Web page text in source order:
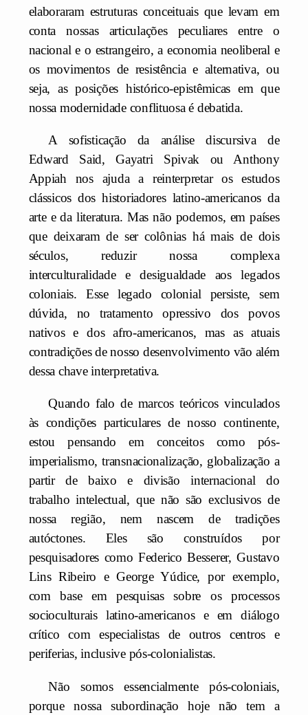
elaboraram estruturas conceituais que levam em
conta nossas articulações peculiares entre o
nacional e o estrangeiro, a economia neoliberal e
os movimentos de resistência e alternativa, ou
seja, as posições histórico-epistêmicas em que
nossa modernidade conflituosa é debatida.
A sofisticação da análise discursiva de
Edward Said, Gayatri Spivak ou Anthony
Appiah nos ajuda a reinterpretar os estudos
clássicos dos historiadores latino-americanos da
arte e da literatura. Mas não podemos, em países
que deixaram de ser colônias há mais de dois
séculos, reduzir nossa complexa
interculturalidade e desigualdade aos legados
coloniais. Esse legado colonial persiste, sem
dúvida, no tratamento opressivo dos povos
nativos e dos afro-americanos, mas as atuais
contradições de nosso desenvolvimento vão além
dessa chave interpretativa.
Quando falo de marcos teóricos vinculados
às condições particulares de nosso continente,
estou pensando em conceitos como pós-
imperialismo, transnacionalização, globalização a
partir de baixo e divisão internacional do
trabalho intelectual, que não são exclusivos de
nossa região, nem nascem de tradições
autóctones. Eles são construídos por
pesquisadores como Federico Besserer, Gustavo
Lins Ribeiro e George Yúdice, por exemplo,
com base em pesquisas sobre os processos
socioculturais latino-americanos e em diálogo
crítico com especialistas de outros centros e
periferias, inclusive pós-colonialistas.
Não somos essencialmente pós-coloniais,
porque nossa subordinação hoje não tem a